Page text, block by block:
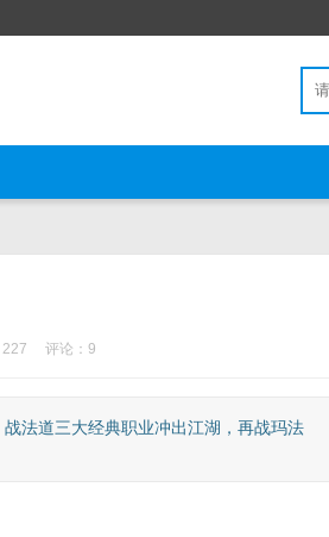
评论：9
法道三大经典职业冲出江湖，再战玛法